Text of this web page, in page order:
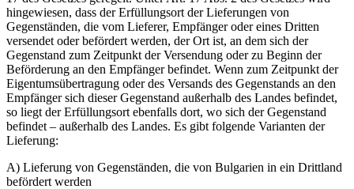
hingewiesen, dass der Erfüllungsort der Lieferungen von
Gegenständen, die vom Lieferer, Empfänger oder eines Dritten
versendet oder befördert werden, der Ort ist, an dem sich der
Gegenstand zum Zeitpunkt der Versendung oder zu Beginn der
Beförderung an den Empfänger befindet. Wenn zum Zeitpunkt der
Eigentumsübertragung oder des Versands des Gegenstands an den
Empfänger sich dieser Gegenstand außerhalb des Landes befindet,
so liegt der Erfüllungsort ebenfalls dort, wo sich der Gegenstand
befindet – außerhalb des Landes. Es gibt folgende Varianten der
Lieferung:
A) Lieferung von Gegenständen, die von Bulgarien in ein Drittland
befördert werden